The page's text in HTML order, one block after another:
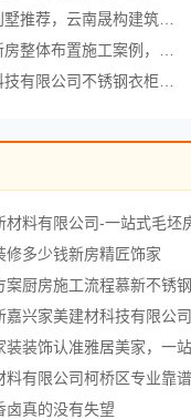
修多少钱新房精匠饰家
案厨房施工流程慕新不锈钢
嘉兴家美建材科技有限公司
卤真的没有失望